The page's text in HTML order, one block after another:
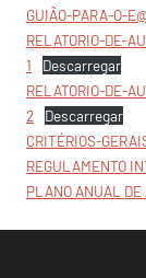
GUIÃO-PARA-O-
RELATORIO-DE-
1
Descarregar
RELATORIO-DE-
2
Descarregar
CRITÉRIOS-
REGULAMENTO
PLANO ANUAL